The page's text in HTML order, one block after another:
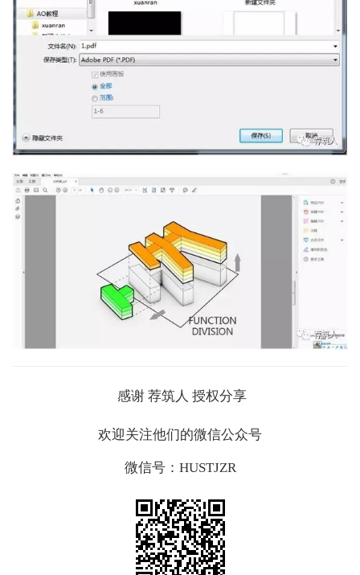
感谢 荐筑人 授权分享
欢迎关注他们的微信公众号
微信号：HUSTJZR